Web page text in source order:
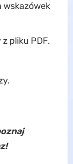
wskazówek
pliku PDF.